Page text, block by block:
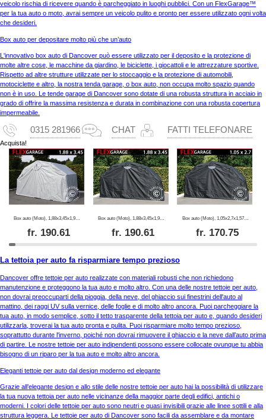
veicolo rischia di ricevere quando è parcheggiato in luoghi pubblici. Con un FlexGarage™
per la tua auto o moto, avrai sempre un veicolo pulito e pronto per essere utilizzato ogni volta
che desideri.
Box auto per depositare molto più che un’auto
L'innovativo box auto di Dancover può essere utilizzato per il deposito e la protezione di
molte altre cose, le macchine da giardino, le biciclette, i giocattoli e le attrezzature sportive.
Rispetto ad altre strutture utilizzate per lo stoccaggio e la protezione di automobili,
motociclette e altro, la nostra tenda garage, o box auto, non occupa molto spazio quando
non è in uso. Le tende garage di Dancover sono dotate di una robusta struttura in acciaio in
grado di offrire la massima resistenza e durata in combinazione con una robusta copertura
impermeabile.
0315 281966 CHAT FATTI TELEFONARE
Acquista!
Box auto (Moto), 1,88x3,45x1,9m, Grigio
fr. 190.61
Box auto (Moto), 1,88x3,45x1,9m, Nero
fr. 190.61
Box auto (Moto), 1,05x2,7x1,57m, Nero
fr. 170.75
La tettoia per auto fa risparmiare tempo prezioso
Dancover offre tettoie per auto realizzate con materiali robusti che non richiedono
manutenzione e proteggono la tua auto e molto altro. Con una delle nostre tettoie per auto,
non dovrai preoccuparti della pioggia, della neve, del ghiaccio sui finestrini dell'auto al
mattino, dei raggi UV sulla vernice, delle foglie e di molto altro ancora. Puoi parcheggiare la
tua auto, in modo semplice, sotto il tetto trasparente della tettoia per auto e, quando desideri
utilizzarla, troverai la tua auto pronta e pulita. Puoi risparmiare molto tempo prezioso,
soprattutto durante l'inverno, poiché non dovrai rimuovere il ghiaccio e la neve dall’auto prima
di partire. Le nostre tettoie per auto indipendenti possono essere collocate ovunque tu abbia
bisogno di un riparo per la tua auto e molto altro ancora.
Eleganti tettoie per auto dal design moderno ed elegante
Grazie all’elegante design e allo stile delle nostre tettoie per auto hai la possibilità di utilizzare
la tua nuova tettoia per auto nelle vicinanze della maggior parte degli edifici, antichi o
moderni. I colori delle tettoie per auto sono neutri e quasi invisibili grazie alle linee sottili e alla
struttura leggera. Le tettoie per auto di Dancover sono facili da assemblare e da montare